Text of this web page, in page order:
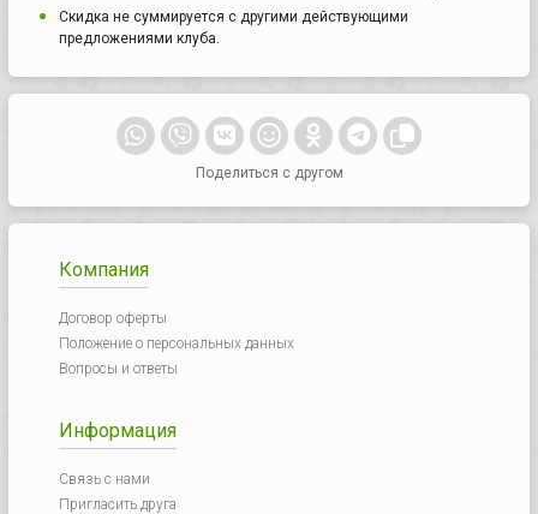
Скидка не суммируется с другими действующими
предложениями клуба.
Поделиться с другом
Компания
Договор оферты
Положение о персональных данных
Вопросы и ответы
Информация
Связь с нами
Пригласить друга